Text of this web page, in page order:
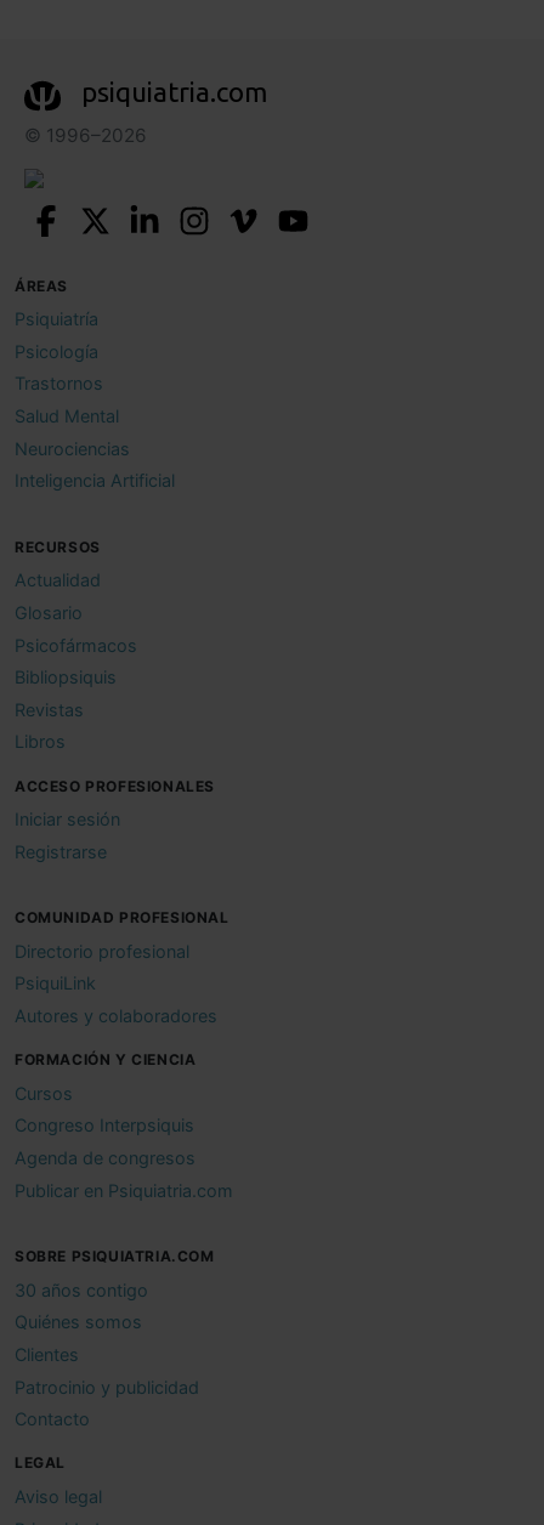
psiquiatria.com
© 1996–2026
ÁREAS
Psiquiatría
Psicología
Trastornos
Salud Mental
Neurociencias
Inteligencia Artificial
RECURSOS
Actualidad
Glosario
Psicofármacos
Bibliopsiquis
Revistas
Libros
ACCESO PROFESIONALES
Iniciar sesión
Registrarse
COMUNIDAD PROFESIONAL
Directorio profesional
PsiquiLink
Autores y colaboradores
FORMACIÓN Y CIENCIA
Cursos
Congreso Interpsiquis
Agenda de congresos
Publicar en Psiquiatria.com
SOBRE PSIQUIATRIA.COM
30 años contigo
Quiénes somos
Clientes
Patrocinio y publicidad
Contacto
LEGAL
Aviso legal